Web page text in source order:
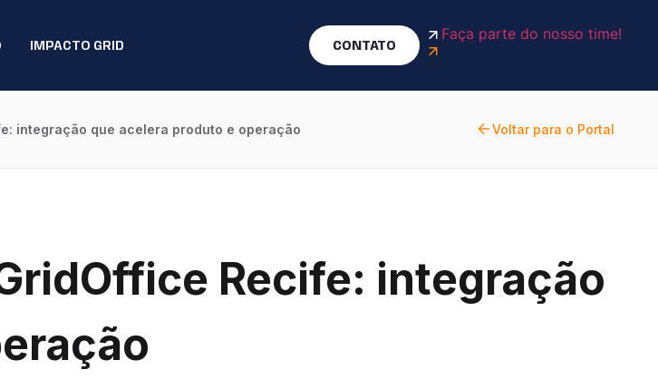
IMPACTO GRID CONTATO
Faça parte do nosso time!
integração que acelera produto e operação Voltar para o Portal
Recife: integração